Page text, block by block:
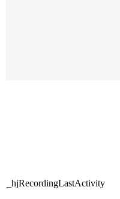
_hjRecordingLastActivity